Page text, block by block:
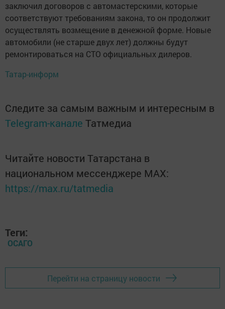
заключил договоров с автомастерскими, которые
соответствуют требованиям закона, то он продолжит
осуществлять возмещение в денежной форме. Новые
автомобили (не старше двух лет) должны будут
ремонтироваться на СТО официальных дилеров.
Татар-информ
Следите за самым важным и интересным в
Telegram-канале Татмедиа
Читайте новости Татарстана в
национальном мессенджере MАХ:
https://max.ru/tatmedia
Теги:
ОСАГО
Перейти на страницу новости